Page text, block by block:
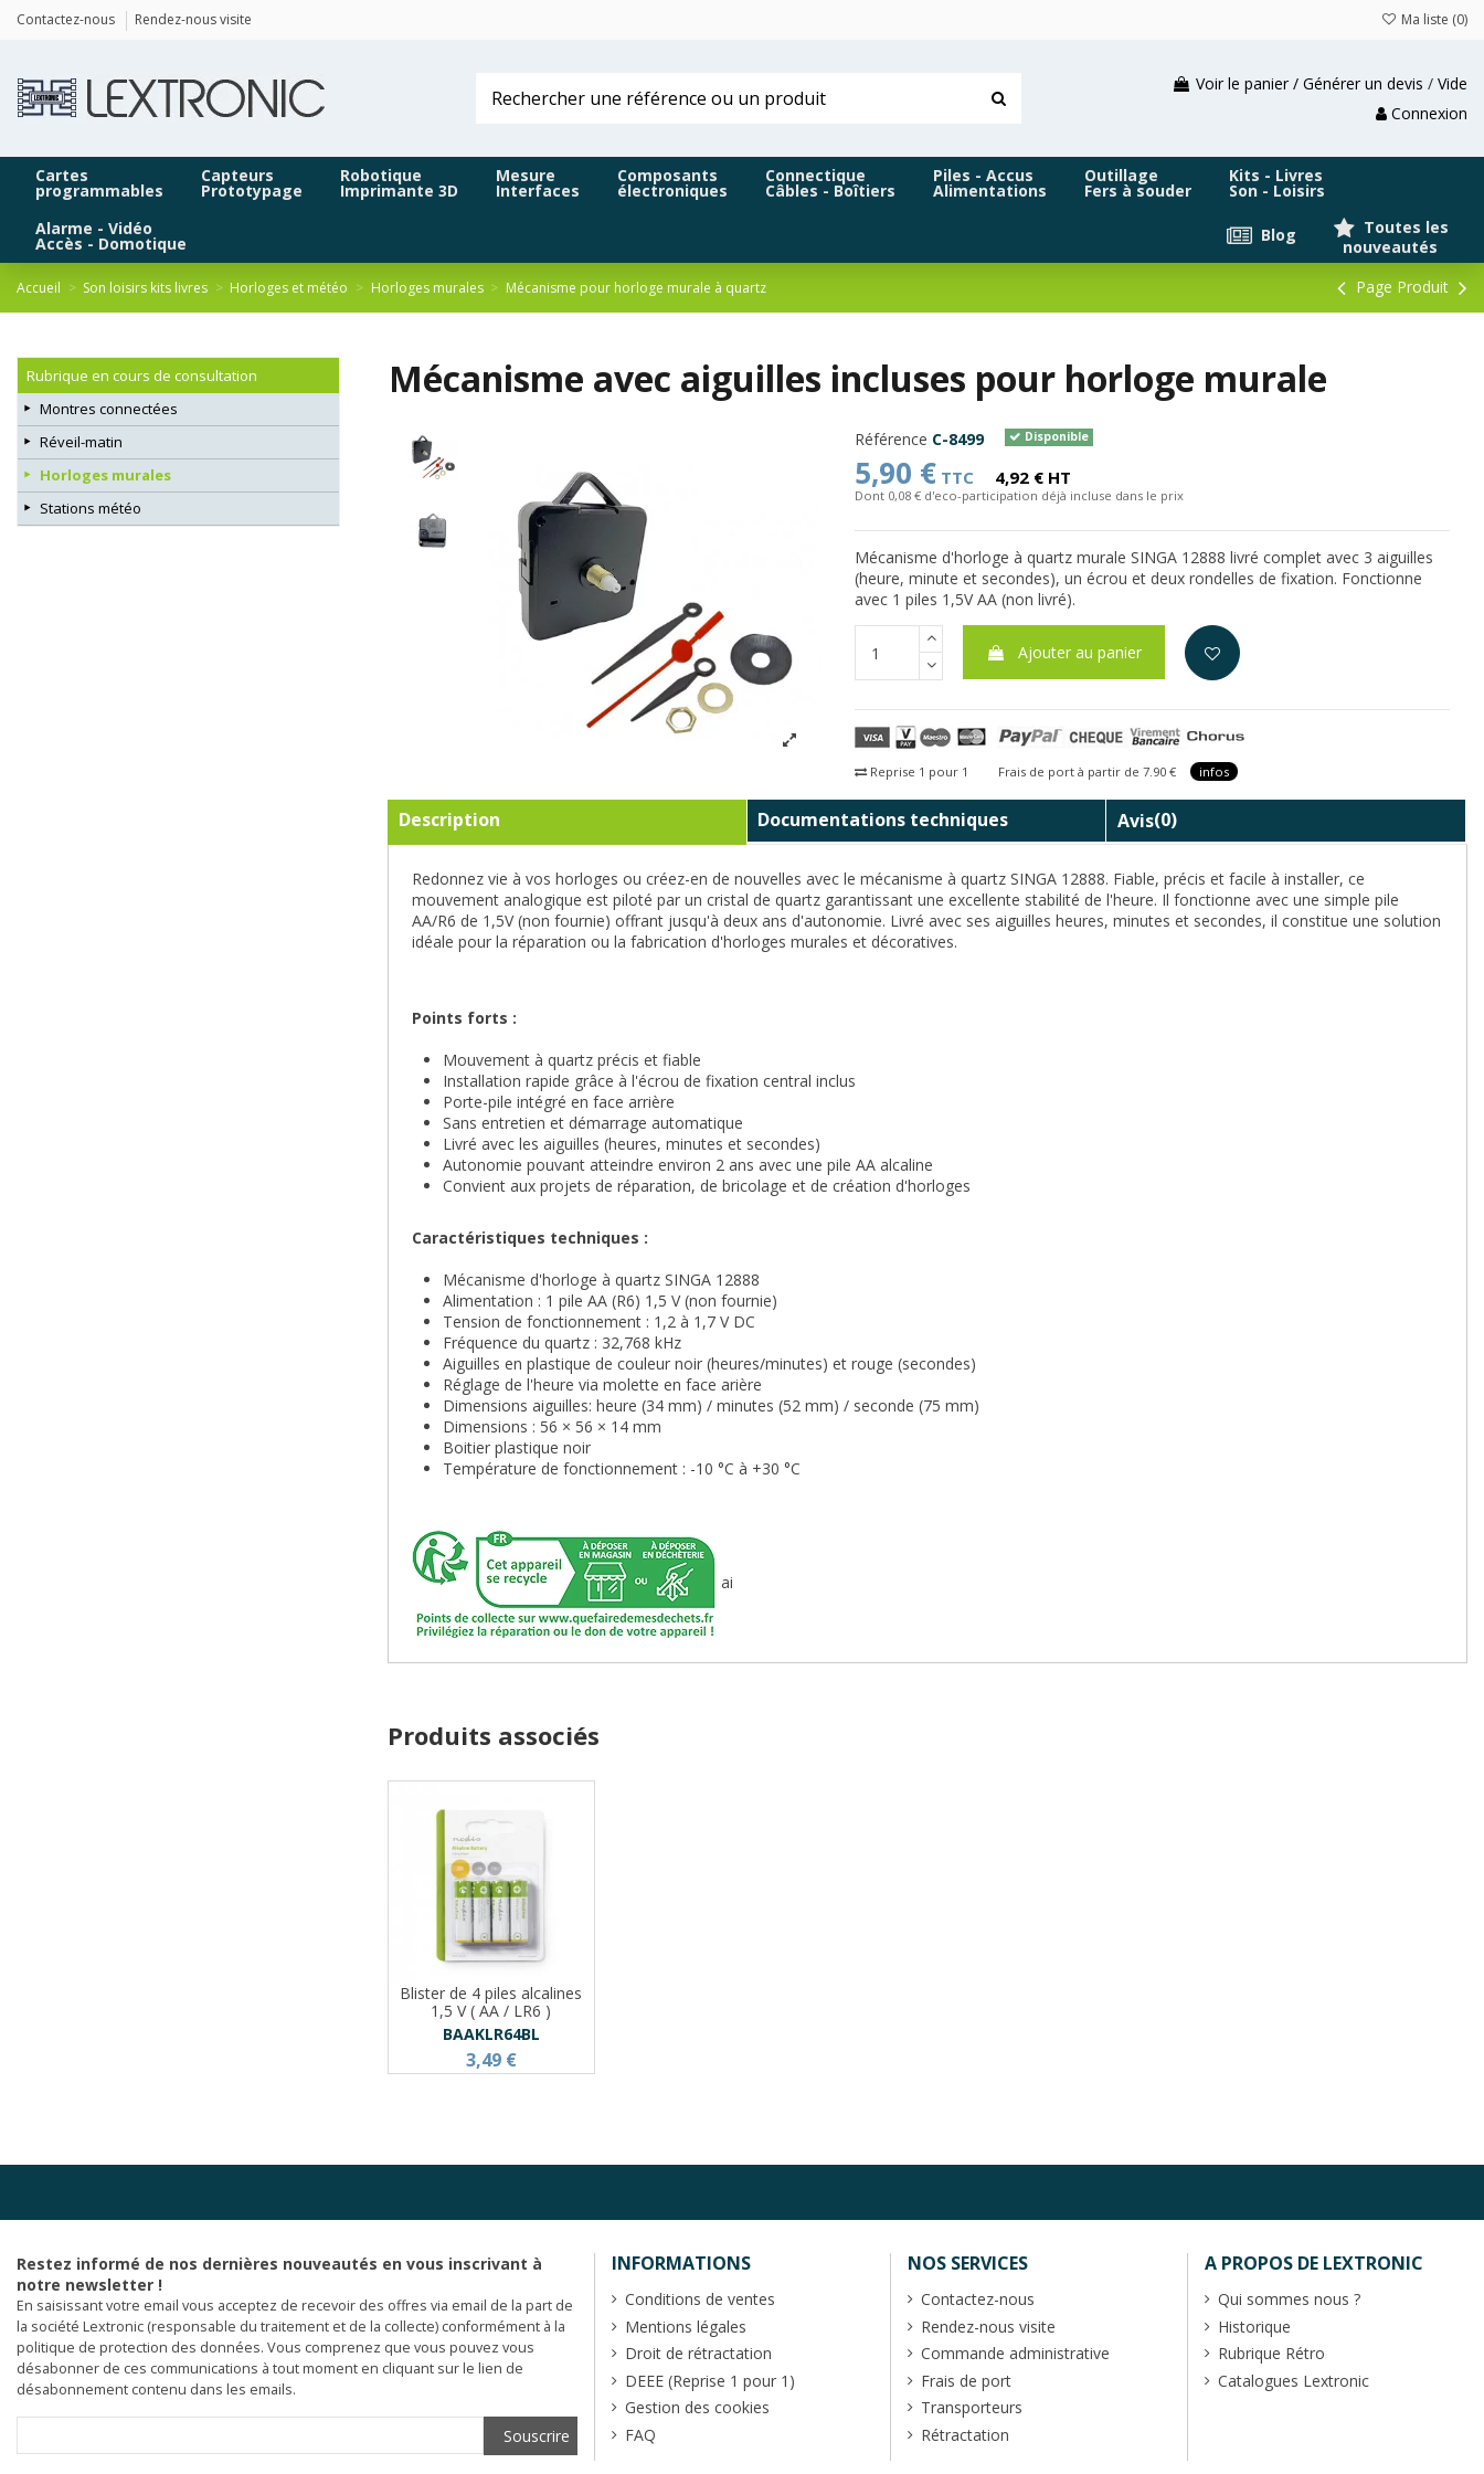
Contactez-nous Rendez-nous visite Ma liste (0)
Voir le panier / Générer un devis / Vide
Connexion
Cartes
programmables
Capteurs
Prototypage
Robotique
Imprimante 3D
Mesure
Interfaces
Composants
électroniques
Connectique
Câbles - Boîtiers
Piles - Accus
Alimentations
Outillage
Fers à souder
Kits - Livres
Son - Loisirs
Alarme - Vidéo
Accès - Domotique
Toutes les
nouveautés
Blog
Accueil Son loisirs kits livres Horloges et météo Horloges murales Mécanisme pour horloge murale à quartz Page Produit
Mécanisme avec aiguilles incluses pour horloge murale
Référence C-8499 Disponible
5,90 € TTC 4,92 € HT
Dont 0,08 € d'eco-participation déjà incluse dans le prix
Mécanisme d'horloge à quartz murale SINGA 12888 livré complet avec 3 aiguilles
(heure, minute et secondes), un écrou et deux rondelles de fixation. Fonctionne
avec 1 piles 1,5V AA (non livré).
Ajouter au panier
Reprise 1 pour 1 Frais de port à partir de 7.90 € infos
Description Documentations techniques Avis(0)
Redonnez vie à vos horloges ou créez-en de nouvelles avec le mécanisme à quartz SINGA 12888. Fiable, précis et facile à installer, ce
mouvement analogique est piloté par un cristal de quartz garantissant une excellente stabilité de l'heure. Il fonctionne avec une simple pile
AA/R6 de 1,5V (non fournie) offrant jusqu'à deux ans d'autonomie. Livré avec ses aiguilles heures, minutes et secondes, il constitue une solution
idéale pour la réparation ou la fabrication d'horloges murales et décoratives.
Points forts :
Mouvement à quartz précis et fiable
Installation rapide grâce à l'écrou de fixation central inclus
Porte-pile intégré en face arrière
Sans entretien et démarrage automatique
Livré avec les aiguilles (heures, minutes et secondes)
Autonomie pouvant atteindre environ 2 ans avec une pile AA alcaline
Convient aux projets de réparation, de bricolage et de création d'horloges
Caractéristiques techniques :
Mécanisme d'horloge à quartz SINGA 12888
Alimentation : 1 pile AA (R6) 1,5 V (non fournie)
Tension de fonctionnement : 1,2 à 1,7 V DC
Fréquence du quartz : 32,768 kHz
Aiguilles en plastique de couleur noir (heures/minutes) et rouge (secondes)
Réglage de l'heure via molette en face arière
Dimensions aiguilles: heure (34 mm) / minutes (52 mm) / seconde (75 mm)
Dimensions : 56 × 56 × 14 mm
Boitier plastique noir
Température de fonctionnement : -10 °C à +30 °C
ai
Produits associés
Blister de 4 piles alcalines
1,5 V ( AA / LR6 )
BAAKLR64BL
3,49 €
Rubrique en cours de consultation
Montres connectées
Réveil-matin
Horloges murales
Stations météo
Restez informé de nos dernières nouveautés en vous inscrivant à
notre newsletter !
En saisissant votre email vous acceptez de recevoir des offres via email de la part de
la société Lextronic (responsable du traitement et de la collecte) conformément à la
politique de protection des données. Vous comprenez que vous pouvez vous
désabonner de ces communications à tout moment en cliquant sur le lien de
désabonnement contenu dans les emails.
INFORMATIONS
Conditions de ventes
Mentions légales
Droit de rétractation
DEEE (Reprise 1 pour 1)
Gestion des cookies
FAQ
NOS SERVICES
Contactez-nous
Rendez-nous visite
Commande administrative
Frais de port
Transporteurs
Rétractation
A PROPOS DE LEXTRONIC
Qui sommes nous ?
Historique
Rubrique Rétro
Catalogues Lextronic
Panneau de gestion des cookies